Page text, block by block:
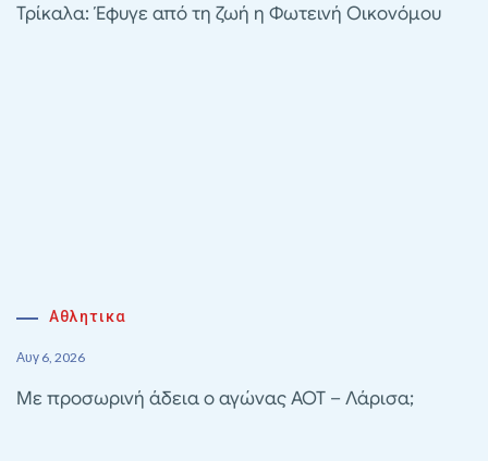
Τρίκαλα: Έφυγε από τη ζωή η Φωτεινή Οικονόμου
Αθλητικα
Αυγ 6, 2026
Με προσωρινή άδεια ο αγώνας ΑΟΤ – Λάρισα;